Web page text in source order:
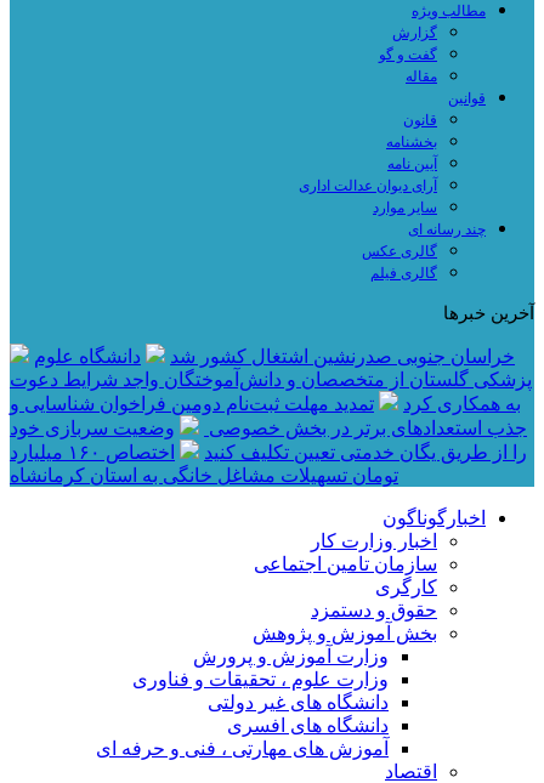
مطالب ویژه
گزارش
گفت و گو
مقاله
قوانین
قانون
بخشنامه
آیین نامه
آرای دیوان عدالت اداری
سایر موارد
چند رسانه ای
گالری عکس
گالری فیلم
آخرین خبرها
خراسان جنوبی صدرنشین اشتغال کشور شد
دانشگاه علوم
پزشکی گلستان از متخصصان و دانش‌آموختگان واجد شرایط دعوت
به همکاری کرد
تمدید مهلت ثبت‌نام دومین فراخوان شناسایی و
جذب استعدادهای برتر در بخش خصوصی
وضعیت سربازی خود
را از طریق یگان خدمتی تعیین تکلیف کنید
اختصاص ۱۶۰ میلیارد
تومان تسهیلات مشاغل خانگی به استان کرمانشاه
اخبارگوناگون
اخبار وزارت کار
سازمان تامین اجتماعی
کارگری
حقوق و دستمزد
بخش آموزش و پژوهش
وزارت آموزش و پرورش
وزارت علوم ، تحقیقات و فناوری
دانشگاه های غیر دولتی
دانشگاه های افسری
آموزش های مهارتی ، فنی و حرفه ای
اقتصاد